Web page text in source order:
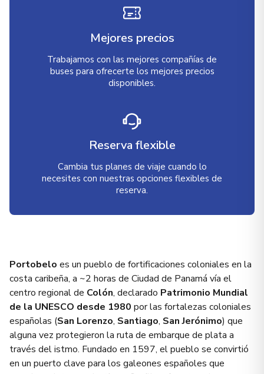
Mejores precios
Trabajamos con las mejores compañías de
buses para ofrecerte los mejores precios
disponibles.
Reserva flexible
Cambia tus planes de viaje cuando lo
necesites con nuestras opciones flexibles de
reserva.
Portobelo es un pueblo de fortificaciones coloniales en la
costa caribeña, a ~2 horas de Ciudad de Panamá vía el
centro regional de Colón, declarado Patrimonio Mundial
de la UNESCO desde 1980 por las fortalezas coloniales
españolas (San Lorenzo, Santiago, San Jerónimo) que
alguna vez protegieron la ruta de embarque de plata a
través del istmo. Fundado en 1597, el pueblo se convirtió
en un puerto clave para los galeones españoles que